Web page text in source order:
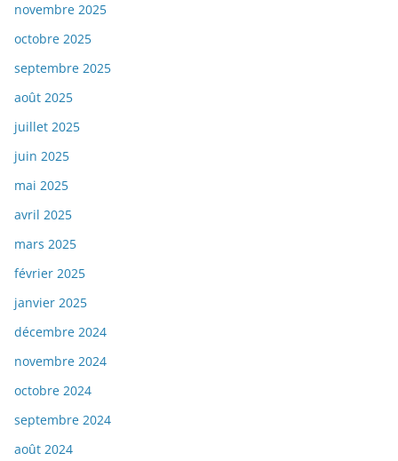
novembre 2025
octobre 2025
septembre 2025
août 2025
juillet 2025
juin 2025
mai 2025
avril 2025
mars 2025
février 2025
janvier 2025
décembre 2024
novembre 2024
octobre 2024
septembre 2024
août 2024